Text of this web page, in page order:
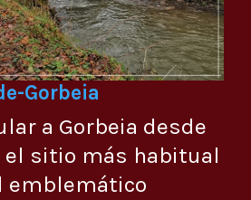
Gorbeia
a Gorbeia desde
el sitio más habitual
emblemático